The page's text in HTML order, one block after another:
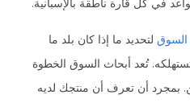
السوق لتحديد ما إذا كان بلد ما
تُعد أبحاث السوق الخطوة
بمجرد أن تعرف أن منتجك لديه